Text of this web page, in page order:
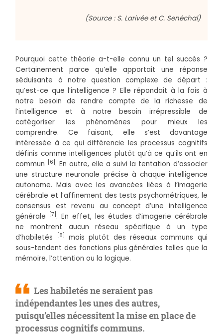
(Source : S. Larivée et C. Senéchal)
Pourquoi cette théorie a-t-elle connu un tel succès ?
Certainement parce qu’elle apportait une réponse
séduisante à notre question complexe de départ :
qu’est-ce que l’intelligence ? Elle répondait à la fois à
notre besoin de rendre compte de la richesse de
l’intelligence et à notre besoin irrépressible de
catégoriser les phénomènes pour mieux les
comprendre. Ce faisant, elle s’est davantage
intéressée à ce qui différencie les processus cognitifs
définis comme intelligences plutôt qu’à ce qu’ils ont en
commun
[6] . En outre, elle a suivi la tentation d’associer
une structure neuronale précise à chaque intelligence
autonome. Mais avec les avancées liées à l’imagerie
cérébrale et l’affinement des tests psychométriques, le
consensus est revenu au concept d’une intelligence
générale
[7] . En effet, les études d’imagerie cérébrale
ne montrent aucun réseau spécifique à un type
d’habiletés
[8]
mais plutôt des réseaux communs qui
sous-tendent des fonctions plus générales telles que la
mémoire, l’attention ou la logique.
Les habiletés ne seraient pas
indépendantes les unes des autres,
puisqu’elles nécessitent la mise en place de
processus cognitifs communs.